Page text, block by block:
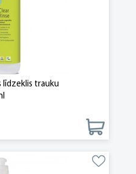
līdzeklis trauku